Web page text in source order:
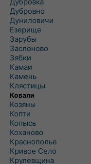
Дубровно
Дуниловичи
Езерище
Зарубы
Заслоново
Зябки
Камаи
Камень
Клястицы
Ковали
Козяны
Копти
Копысь
Коханово
Краснополье
Кривое Село
Крулевщина